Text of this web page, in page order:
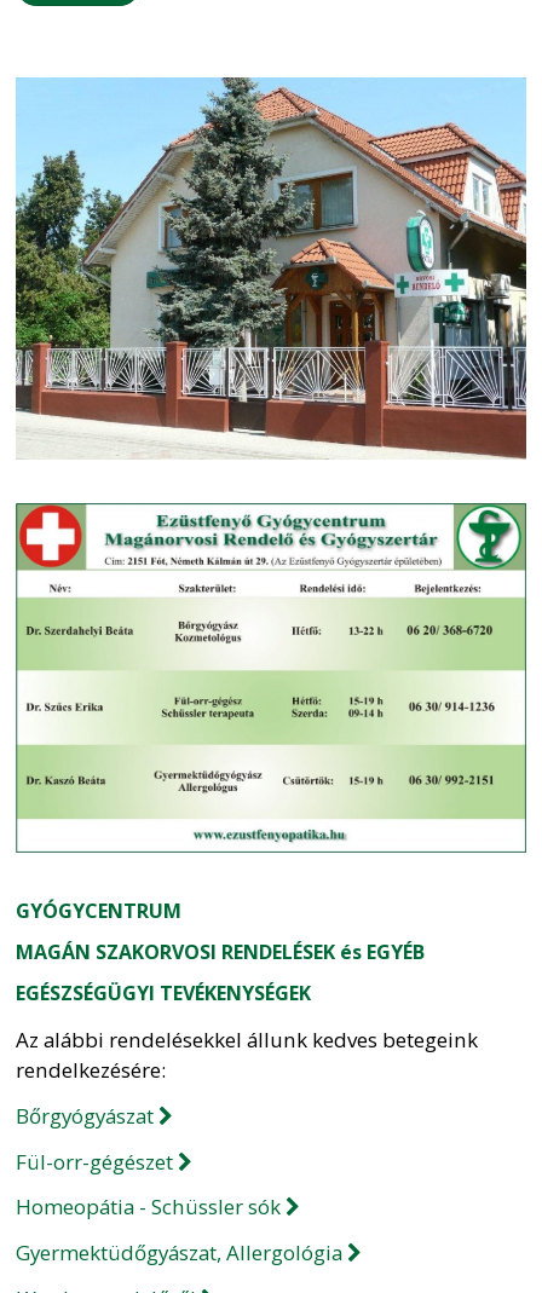
GYÓGYCENTRUM
MAGÁN SZAKORVOSI RENDELÉSEK és EGYÉB
EGÉSZSÉGÜGYI TEVÉKENYSÉGEK
Az alábbi rendelésekkel állunk kedves betegeink
rendelkezésére:
Bőrgyógyászat
Fül-orr-gégészet
Homeopátia - Schüssler sók
Gyermektüdőgyászat, Allergológia